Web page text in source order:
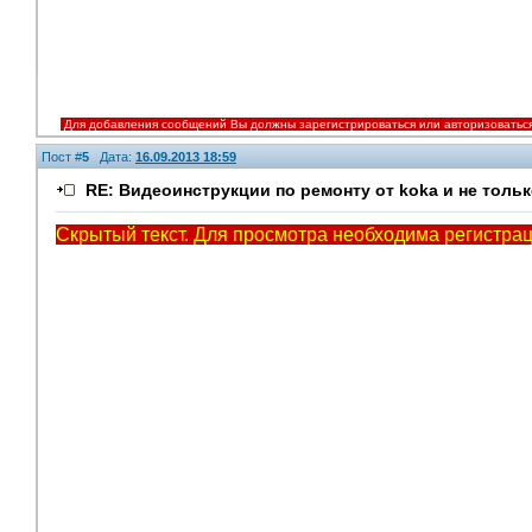
Для добавления сообщений Вы должны зарегистрироваться или
Пост #5 Дата: 16.09.2013 18:59
RE: Видеоинструкции по ремонту от koka и не
Скрытый текст. Для просмотра необходима